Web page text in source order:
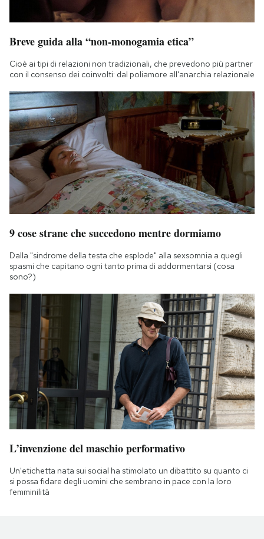
Breve guida alla “non-monogamia etica”
Cioè ai tipi di relazioni non tradizionali, che prevedono più partner
con il consenso dei coinvolti: dal poliamore all'anarchia relazionale
9 cose strane che succedono mentre dormiamo
Dalla "sindrome della testa che esplode" alla sexsomnia a quegli
spasmi che capitano ogni tanto prima di addormentarsi (cosa
sono?)
L’invenzione del maschio performativo
Un'etichetta nata sui social ha stimolato un dibattito su quanto ci
si possa fidare degli uomini che sembrano in pace con la loro
femminilità